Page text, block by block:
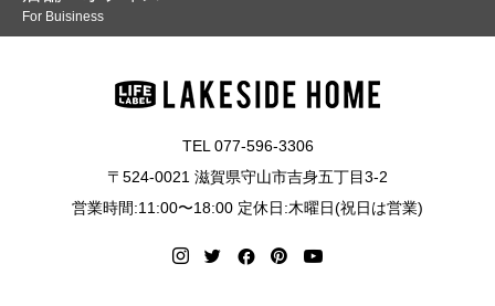
For Buisiness
TEL 077-596-3306
〒524-0021 滋賀県守山市吉身五丁目3-2
営業時間:11:00〜18:00 定休日:木曜日(祝日は営業)